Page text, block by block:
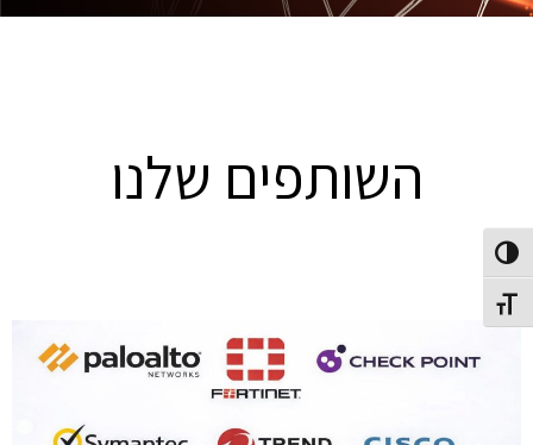
הפעל/כבה ניגודיות גבוהה
מתג גודל גופן
השותפים שלנו